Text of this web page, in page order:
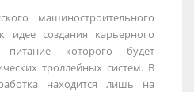
машиностроительного
идее создания карьерного
питание которого будет
троллейных систем. В
находится лишь на